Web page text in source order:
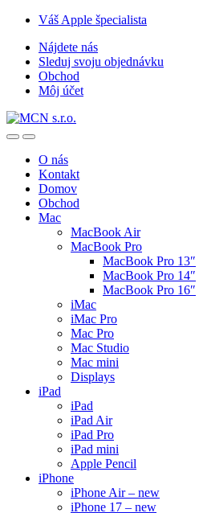
Skip
navigation
Skip
content
Váš Apple špecialista
Nájdete nás
Sleduj svoju objednávku
Obchod
Môj účet
O nás
Kontakt
Domov
Obchod
Mac
MacBook Air
MacBook Pro
MacBook Pro 13″
MacBook Pro 14″
MacBook Pro 16″
iMac
iMac Pro
Mac Pro
Mac Studio
Mac mini
Displays
iPad
iPad
iPad Air
iPad Pro
iPad mini
Apple Pencil
iPhone
iPhone Air – new
iPhone 17 – new